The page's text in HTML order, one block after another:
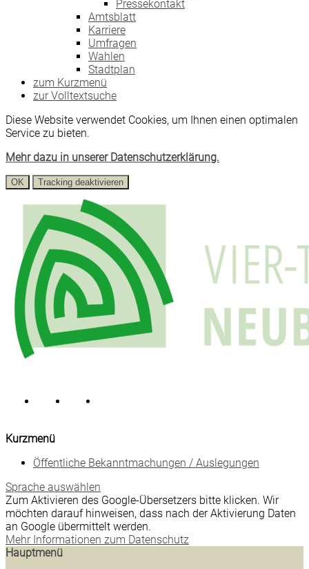
Pressekontakt
Amtsblatt
Karriere
Umfragen
Wahlen
Stadtplan
zum Kurzmenü
zur Volltextsuche
Diese Website verwendet Cookies, um Ihnen einen optimalen
Service zu bieten.
Mehr dazu in unserer Datenschutzerklärung.
OK Tracking deaktivieren
Kurzmenü
Öffentliche Bekanntmachungen / Auslegungen
Sprache auswählen
Zum Aktivieren des Google-Übersetzers bitte klicken. Wir
möchten darauf hinweisen, dass nach der Aktivierung Daten
an Google übermittelt werden.
Mehr Informationen zum Datenschutz
Hauptmenü